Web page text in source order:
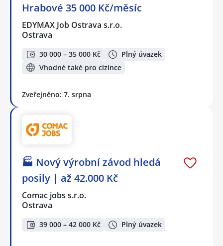
Hrabové 35 000 Kč/měsíc
EDYMAX Job Ostrava s.r.o.
Ostrava
30 000 – 35 000 Kč
Plný úvazek
Vhodné také pro cizince
Zveřejněno: 7. srpna
🏭 Nový výrobní závod hledá
posily | až 42.000 Kč
Comac jobs s.r.o.
Ostrava
39 000 – 42 000 Kč Plný úvazek